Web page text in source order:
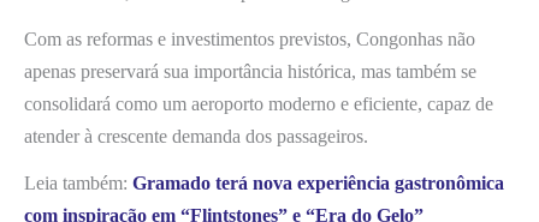
Com as reformas e investimentos previstos, Congonhas não
apenas preservará sua importância histórica, mas também se
consolidará como um aeroporto moderno e eficiente, capaz de
atender à crescente demanda dos passageiros.
Leia também: Gramado terá nova experiência gastronômica
com inspiração em “Flintstones” e “Era do Gelo”